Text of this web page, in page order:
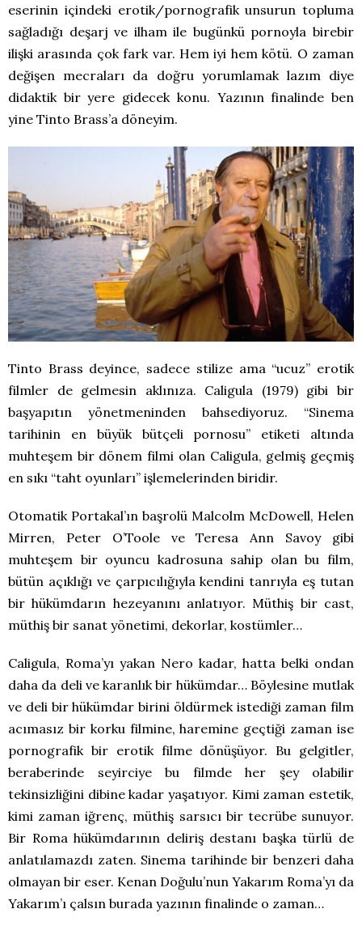
eserinin içindeki erotik/pornografik unsurun topluma
sağladığı deşarj ve ilham ile bugünkü pornoyla birebir
ilişki arasında çok fark var. Hem iyi hem kötü. O zaman
değişen mecraları da doğru yorumlamak lazım diye
didaktik bir yere gidecek konu. Yazının finalinde ben
yine Tinto Brass’a döneyim.
Tinto Brass deyince, sadece stilize ama “ucuz” erotik
filmler de gelmesin aklınıza. Caligula (1979) gibi bir
başyapıtın yönetmeninden bahsediyoruz. “Sinema
tarihinin en büyük bütçeli pornosu” etiketi altında
muhteşem bir dönem filmi olan Caligula, gelmiş geçmiş
en sıkı “taht oyunları” işlemelerinden biridir.
Otomatik Portakal’ın başrolü Malcolm McDowell, Helen
Mirren, Peter O’Toole ve Teresa Ann Savoy gibi
muhteşem bir oyuncu kadrosuna sahip olan bu film,
bütün açıklığı ve çarpıcılığıyla kendini tanrıyla eş tutan
bir hükümdarın hezeyanını anlatıyor. Müthiş bir cast,
müthiş bir sanat yönetimi, dekorlar, kostümler…
Caligula, Roma’yı yakan Nero kadar, hatta belki ondan
daha da deli ve karanlık bir hükümdar… Böylesine mutlak
ve deli bir hükümdar birini öldürmek istediği zaman film
acımasız bir korku filmine, haremine geçtiği zaman ise
pornografik bir erotik filme dönüşüyor. Bu gelgitler,
beraberinde seyirciye bu filmde her şey olabilir
tekinsizliğini dibine kadar yaşatıyor. Kimi zaman estetik,
kimi zaman iğrenç, müthiş sarsıcı bir tecrübe sunuyor.
Bir Roma hükümdarının deliriş destanı başka türlü de
anlatılamazdı zaten. Sinema tarihinde bir benzeri daha
olmayan bir eser. Kenan Doğulu’nun Yakarım Roma’yı da
Yakarım’ı çalsın burada yazının finalinde o zaman…